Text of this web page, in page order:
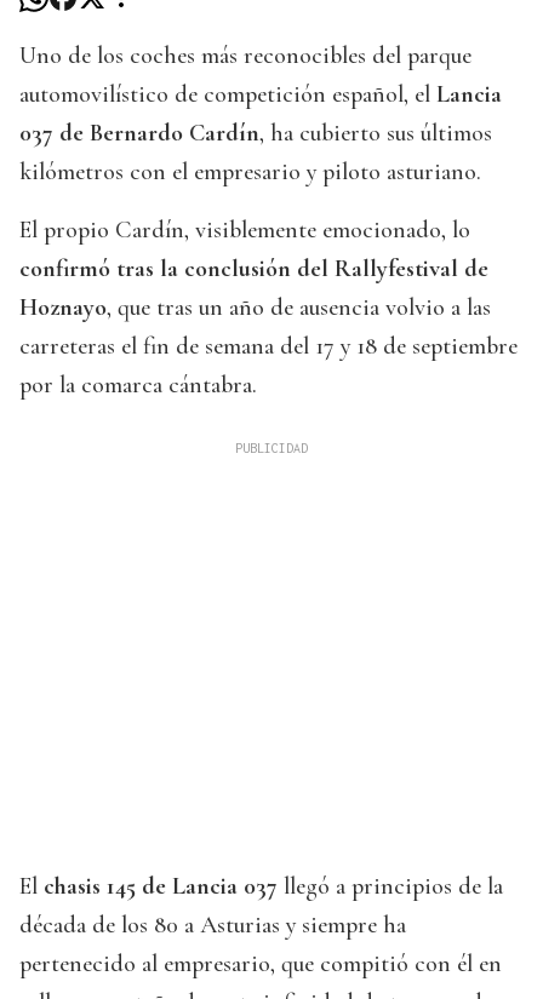
Uno de los coches más reconocibles del parque
automovilístico de competición español, el Lancia
037 de Bernardo Cardín, ha cubierto sus últimos
kilómetros con el empresario y piloto asturiano.
El propio Cardín, visiblemente emocionado, lo
confirmó tras la conclusión del Rallyfestival de
Hoznayo, que tras un año de ausencia volvio a las
carreteras el fin de semana del 17 y 18 de septiembre
por la comarca cántabra.
El chasis 145 de Lancia 037 llegó a principios de la
década de los 80 a Asturias y siempre ha
pertenecido al empresario, que compitió con él en